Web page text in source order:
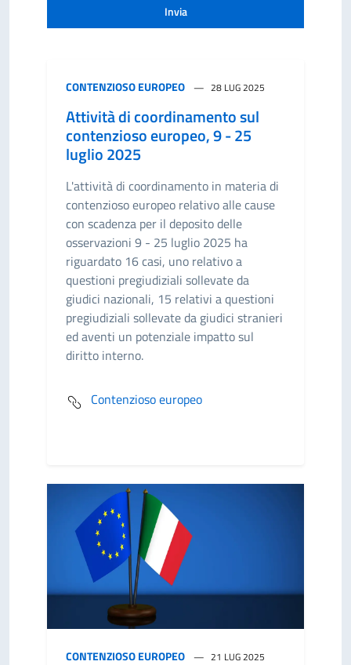
Invia
CONTENZIOSO EUROPEO 28 LUG 2025
Attività di coordinamento sul
contenzioso europeo, 9 - 25
luglio 2025
L'attività di coordinamento in materia di
contenzioso europeo relativo alle cause
con scadenza per il deposito delle
osservazioni 9 - 25 luglio 2025 ha
riguardato 16 casi, uno relativo a
questioni pregiudiziali sollevate da
giudici nazionali, 15 relativi a questioni
pregiudiziali sollevate da giudici stranieri
ed aventi un potenziale impatto sul
diritto interno.
Contenzioso europeo
CONTENZIOSO EUROPEO 21 LUG 2025